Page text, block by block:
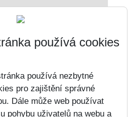
československého státu
používá cookies
používá nezbytné
pro zajištění správné
Dále může web používat
pohybu uživatelů na webu a